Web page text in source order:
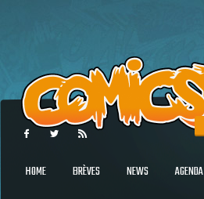
HOME BRÈVES NEWS AGENDA